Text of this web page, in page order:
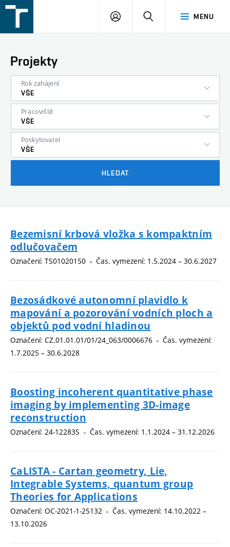
v
MENU
PŘIHLÁŠENÍ
Projekty
Rok zahájení
VŠE
Pracoviště
VŠE
Poskytovatel
VŠE
HLEDAT
Bezemisní krbová vložka s kompaktním
odlučovačem
Označení: TS01020150 Čas. vymezení: 1.5.2024 – 30.6.2027
Bezosádkové autonomní plavidlo k
mapování a pozorování vodních ploch a
objektů pod vodní hladinou
Označení: CZ.01.01.01/01/24_063/0006676
Čas. vymezení:
1.7.2025 – 30.6.2028
Boosting incoherent quantitative phase
imaging by implementing 3D-image
reconstruction
Označení: 24-12283S Čas. vymezení: 1.1.2024 – 31.12.2026
CaLISTA - Cartan geometry, Lie,
Integrable Systems, quantum group
Theories for Applications
Označení: OC-2021-1-25132
Čas. vymezení: 14.10.2022 –
13.10.2026